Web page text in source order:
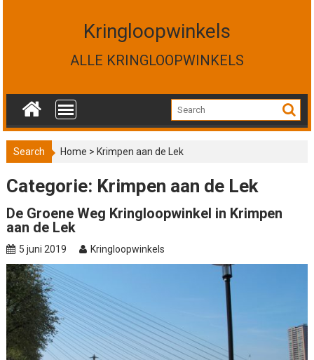
n
Kringloopwinkels
ALLE KRINGLOOPWINKELS
Search Home >Krimpen aan de Lek
Categorie: Krimpen aan de Lek
De Groene Weg Kringloopwinkel in Krimpen
aan de Lek
5 juni 2019 Kringloopwinkels